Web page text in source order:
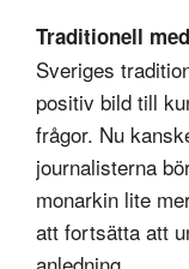
Traditionell
Sveriges
positiv bild till
frågor. Nu
journalisterna
monarkin lite
att fortsätta att